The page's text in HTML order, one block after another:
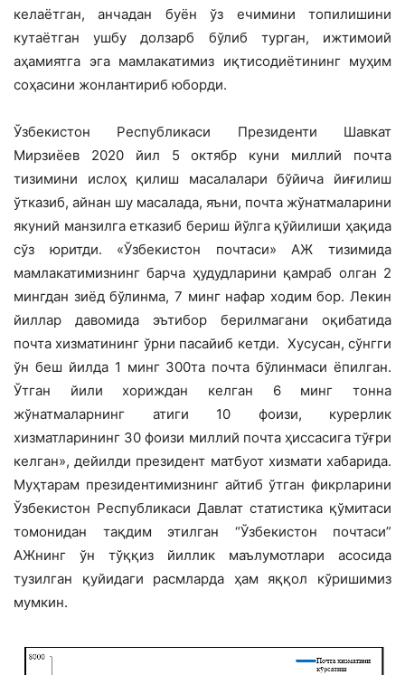
келаётган, анчадан буён ўз ечимини топилишини
кутаётган ушбу долзарб бўлиб турган, ижтимоий
аҳамиятга эга мамлакатимиз иқтисодиётининг муҳим
соҳасини жонлантириб юборди.
Ўзбекистон Республикаси Президенти Шавкат
Мирзиёев 2020 йил 5 октябр куни миллий почта
тизимини ислоҳ қилиш масалалари бўйича йиғилиш
ўтказиб, айнан шу масалада, яъни, почта жўнатмаларини
якуний манзилга етказиб бериш йўлга қўйилиши ҳақида
сўз юритди. «Ўзбекистон почтаси» АЖ тизимида
мамлакатимизнинг барча ҳудудларини қамраб олган 2
мингдан зиёд бўлинма, 7 минг нафар ходим бор. Лекин
йиллар давомида эътибор берилмагани оқибатида
почта хизматининг ўрни пасайиб кетди. Хусусан, сўнгги
ўн беш йилда 1 минг 300та почта бўлинмаси ёпилган.
Ўтган йили хориждан келган 6 минг тонна
жўнатмаларнинг атиги 10 фоизи, курерлик
хизматларининг 30 фоизи миллий почта ҳиссасига тўғри
келган», дейилди президент матбуот хизмати хабарида.
Муҳтарам президентимизнинг айтиб ўтган фикрларини
Ўзбекистон Республикаси Давлат статистика қўмитаси
томонидан тақдим этилган “Ўзбекистон почтаси”
АЖнинг ўн тўққиз йиллик маълумотлари асосида
тузилган қуйидаги расмларда ҳам яққол кўришимиз
мумкин.